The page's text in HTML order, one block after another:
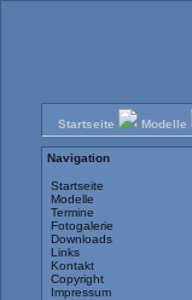
Startseite Modelle
Navigation
Startseite
Modelle
Termine
Fotogalerie
Downloads
Links
Kontakt
Copyright
Impressum